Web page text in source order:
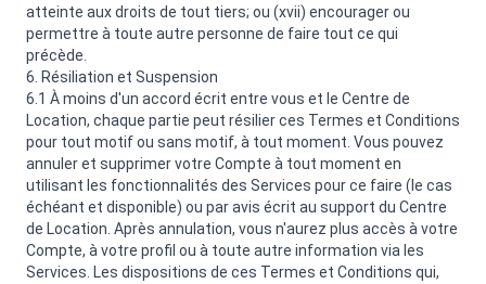
atteinte aux droits de tout tiers; ou (xvii) encourager ou
permettre à toute autre personne de faire tout ce qui
précède.
6. Résiliation et Suspension
6.1 À moins d'un accord écrit entre vous et le Centre de
Location, chaque partie peut résilier ces Termes et Conditions
pour tout motif ou sans motif, à tout moment. Vous pouvez
annuler et supprimer votre Compte à tout moment en
utilisant les fonctionnalités des Services pour ce faire (le cas
échéant et disponible) ou par avis écrit au support du Centre
de Location. Après annulation, vous n'aurez plus accès à votre
Compte, à votre profil ou à toute autre information via les
Services. Les dispositions de ces Termes et Conditions qui,